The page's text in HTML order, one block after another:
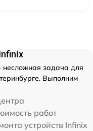
задача для
Выполним
работ
устройств Infinix